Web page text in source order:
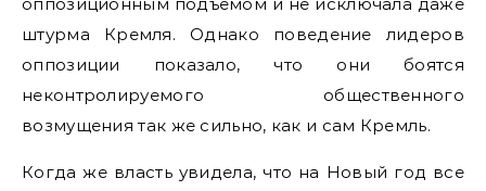
штурма Кремля. Однако поведение лидеров
оппозиции показало, что они боятся
неконтролируемого общественного
возмущения так же сильно, как и сам Кремль.
Когда же власть увидела, что на Новый год все